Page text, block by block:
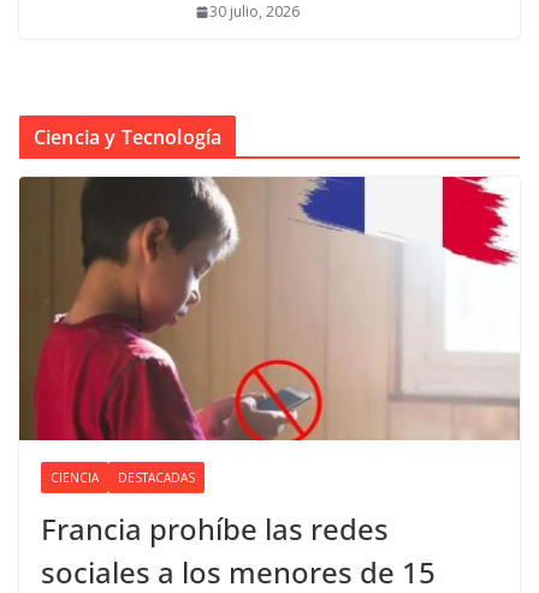
30 julio, 2026
Ciencia y Tecnología
CIENCIA DESTACADAS
Francia prohíbe las redes
sociales a los menores de 15